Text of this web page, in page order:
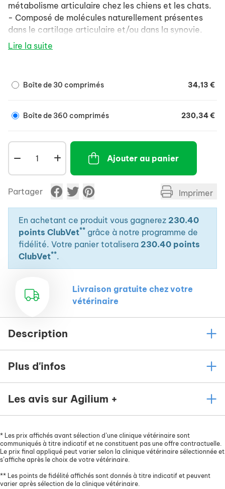
métabolisme articulaire chez les chiens et les chats.
- Composé de molécules naturellement présentes
dans le cartilage articulaire et/ou dans la synovie.
- Aide à limiter la dégradation du cartilage, veille à
Lire la suite
Boîte de 30 comprimés 34,13 €
Boîte de 360 comprimés 230,34 €
Ajouter au panier
Partager Imprimer
En achetant ce produit vous gagnerez 230.40
points ClubVet** grâce à notre programme de
fidélité. Votre panier totalisera 230.40 points
ClubVet**.
Livraison gratuite chez votre
vétérinaire
Description
Plus d'infos
Les avis sur Agilium +
* Les prix affichés avant sélection d’une clinique vétérinaire sont
communiqués à titre indicatif et ne constituent pas une offre contractuelle.
Le prix final appliqué peut varier selon la clinique vétérinaire sélectionnée et
s’affiche après le choix de votre vétérinaire.
** Les points de fidélité affichés sont donnés à titre indicatif et peuvent
varier après sélection de la clinique vétérinaire.